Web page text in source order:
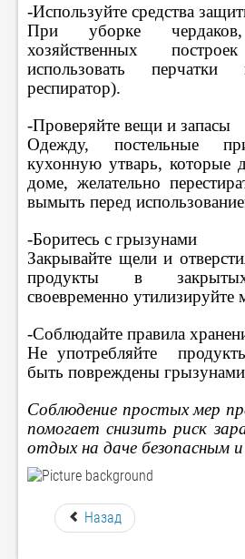
-Используйте средства
При уборке
хозяйственных
использовать
респиратор).
-Проверяйте вещи и запасы
Одежду, постельные
кухонную утварь, которые
доме, желательно
вымыть перед
-Боритесь с грызунами
Закрывайте щели и
продукты в закрытых
своевременно утилизируйте
-Соблюдайте правила
Не употребляйте
быть повреждены
Соблюдение простых мер
помогает снизить риск
отдых на даче безопасным
Назад